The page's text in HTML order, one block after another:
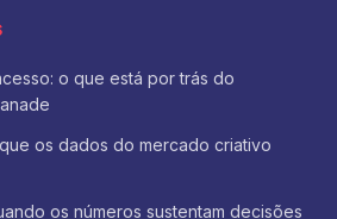
o que está por trás do
os dados do mercado criativo
os números sustentam decisões